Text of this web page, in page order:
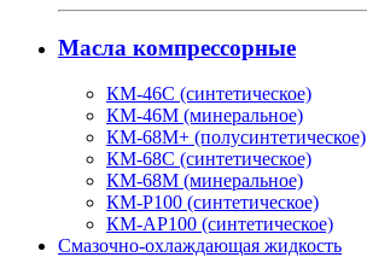
Масла компрессорные
КМ-46С (синтетическое)
КМ-46М (минеральное)
КМ-68М+ (полусинтетическое)
КМ-68С (синтетическое)
КМ-68М (минеральное)
КМ-Р100 (синтетическое)
КМ-АР100 (синтетическое)
Смазочно-охлаждающая жидкость